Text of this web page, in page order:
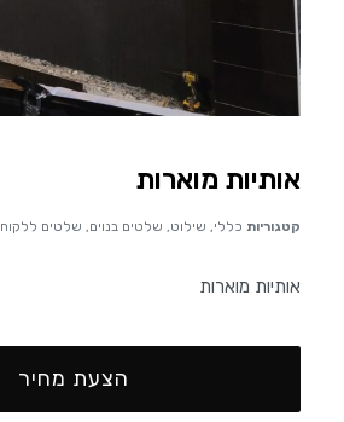
אותיות מוארות
קטגוריות כללי, שילוט, שלטים בנוים, שלטים
אותיות מוארות
הצעת מחיר